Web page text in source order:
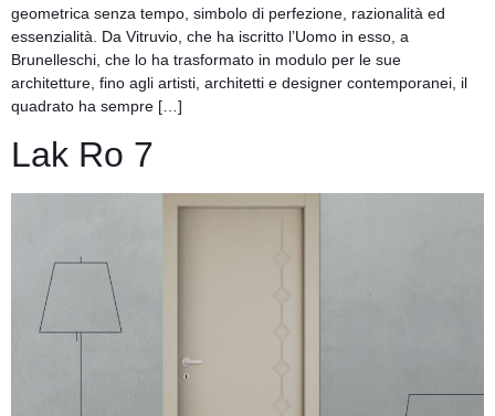
geometrica senza tempo, simbolo di perfezione, razionalità ed
essenzialità. Da Vitruvio, che ha iscritto l’Uomo in esso, a
Brunelleschi, che lo ha trasformato in modulo per le sue
architetture, fino agli artisti, architetti e designer contemporanei, il
quadrato ha sempre […]
Lak Ro 7